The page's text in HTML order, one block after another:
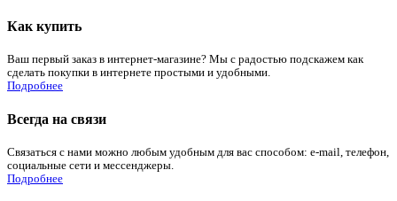
Как купить
Ваш первый заказ в интернет-магазине? Мы с радостью подскажем как
сделать покупки в интернете простыми и удобными.
Подробнее
Всегда на связи
Связаться с нами можно любым удобным для вас способом: e-mail, телефон,
социальные сети и мессенджеры.
Подробнее